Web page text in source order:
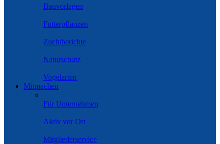
Bauvorlagen
Futterpflanzen
Zuchtberichte
Naturschutz
Vogelarten
Mitmachen
Für Unternehmen
Aktiv vor Ort
Mitgliederservice